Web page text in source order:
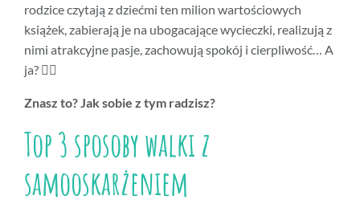
rodzice czytają z dziećmi ten milion wartościowych
książek, zabierają je na ubogacające wycieczki, realizują z
nimi atrakcyjne pasje, zachowują spokój i cierpliwość… A
ja? 🙇‍♀️
Znasz to? Jak sobie z tym radzisz?
Top 3 sposoby walki z
samooskarżeniem